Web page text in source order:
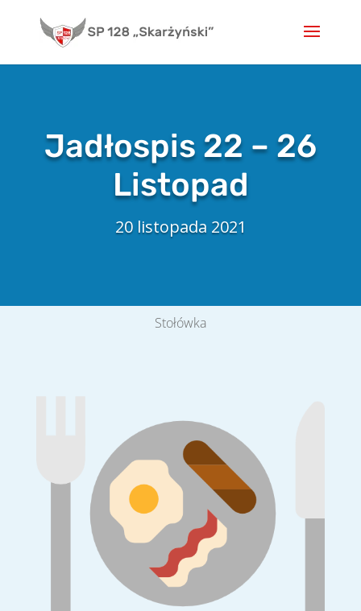
content
Jadłospis 22 – 26
Listopad
20 listopada 2021
Stołówka